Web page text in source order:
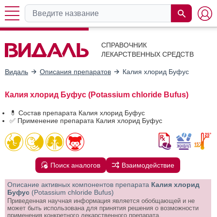
СПРАВОЧНИК
ЛЕКАРСТВЕННЫХ СРЕДСТВ
Видаль Описания препаратов Калия хлорид Буфус
Калия хлорид Буфус (Potassium chloride Bufus)
💊 Состав препарата Калия хлорид Буфус
✅ Применение препарата Калия хлорид Буфус
Поиск аналогов Взаимодействие
Описание активных компонентов препарата Калия хлорид
Буфус (Potassium chloride Bufus)
Приведенная научная информация является обобщающей и не
может быть использована для принятия решения о возможности
применения конкретного лекарственного препарата.